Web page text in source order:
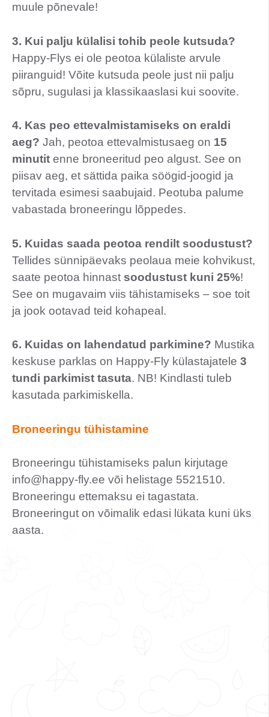
muule põnevale!
3. Kui palju külalisi tohib peole kutsuda?
Happy-Flys ei ole peotoa külaliste arvule
piiranguid! Võite kutsuda peole just nii palju
sõpru, sugulasi ja klassikaaslasi kui soovite.
4. Kas peo ettevalmistamiseks on eraldi
aeg? Jah, peotoa ettevalmistusaeg on 15
minutit enne broneeritud peo algust. See on
piisav aeg, et sättida paika söögid-joogid ja
tervitada esimesi saabujaid. Peotuba palume
vabastada broneeringu lõppedes.
5. Kuidas saada peotoa rendilt soodustust?
Tellides sünnipäevaks peolaua meie kohvikust,
saate peotoa hinnast soodustust kuni 25%!
See on mugavaim viis tähistamiseks – soe toit
ja jook ootavad teid kohapeal.
6. Kuidas on lahendatud parkimine? Mustika
keskuse parklas on Happy-Fly külastajatele 3
tundi parkimist tasuta. NB! Kindlasti tuleb
kasutada parkimiskella.
Broneeringu tühistamine
Broneeringu tühistamiseks palun kirjutage
info@happy-fly.ee või helistage 5521510.
Broneeringu ettemaksu ei tagastata.
Broneeringut on võimalik edasi lükata kuni üks
aasta.